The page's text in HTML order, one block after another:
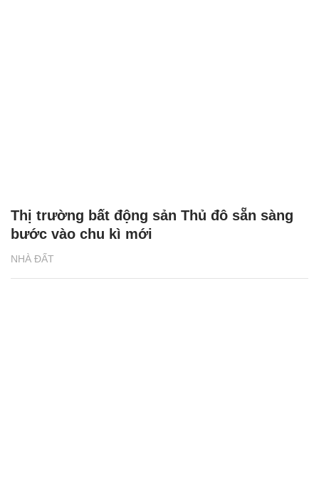
NHÀ ĐẤT
Thị trường bất động sản Thủ đô sẵn sàng
bước vào chu kì mới